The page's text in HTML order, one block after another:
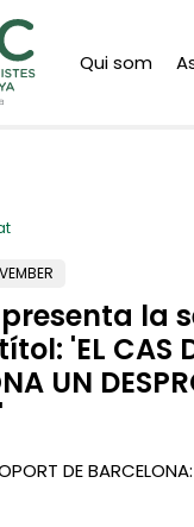
Qui som
presenta la
'EL CAS
UN
DE